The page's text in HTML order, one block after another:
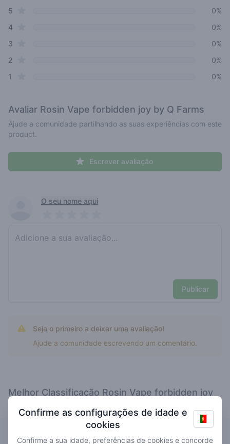
Review data
5
0%
4star reviews
0%
3
0%
2
0%
1
0%
Avaliar Rosin Vape forbidden joy by Q Farms
Ajude a comunidade partilhando as suas experiências com este
product.
Escrever avaliação
Recent reviewsO seu nome aqui
Publicar
Seja o primeiro a deixar uma avaliação!
Ajude a comunidade escrevendo um comentário.
Melhor Classificação Rosin Vape forbidden joy
by Q Farms
Confirme as configurações de idade e
cookies
Confirme a sua idade, preferências de cookies e concorde